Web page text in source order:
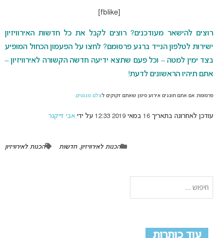
רוצים להישאר מעודכנים? רוצים לקבל את כל חדשות האירוויזיון
ישירות לטלפון הנייד ברגע פרסומם? לחצו על הפעמון הכחול המופיע
בצד ימין למטה – וכל פעם שתצא ידיעה חדשה הקשורה לאירוויזיון –
אתם תיהיו הראשונים לדעת!
פרסומת: אם אתם חוגגים אירוע סימן שאתם זקוקים לצלם מגנטים.
עודכן לאחרונה בתאריך 16 במאי 2019 12:33 על ידי אבי זייקנר
הכנות לאירוויזיון,חדשות הכנות לאירוויזיון
עוד כותרות